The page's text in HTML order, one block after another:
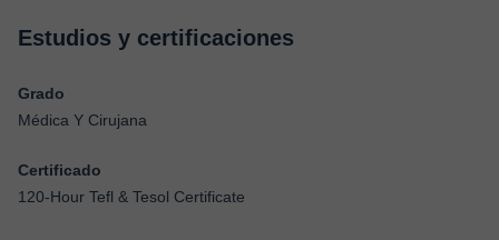
Estudios y certificaciones
Grado
Médica Y Cirujana
Certificado
120-Hour Tefl & Tesol Certificate